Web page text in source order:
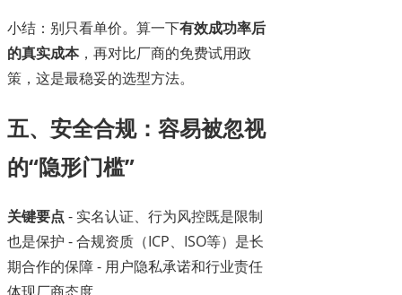
小结：别只看单价。算一下有效成功率后
的真实成本，再对比厂商的免费试用政
策，这是最稳妥的选型方法。
五、安全合规：容易被忽视
的“隐形门槛”
关键要点 - 实名认证、行为风控既是限制
也是保护 - 合规资质（ICP、ISO等）是长
期合作的保障 - 用户隐私承诺和行业责任